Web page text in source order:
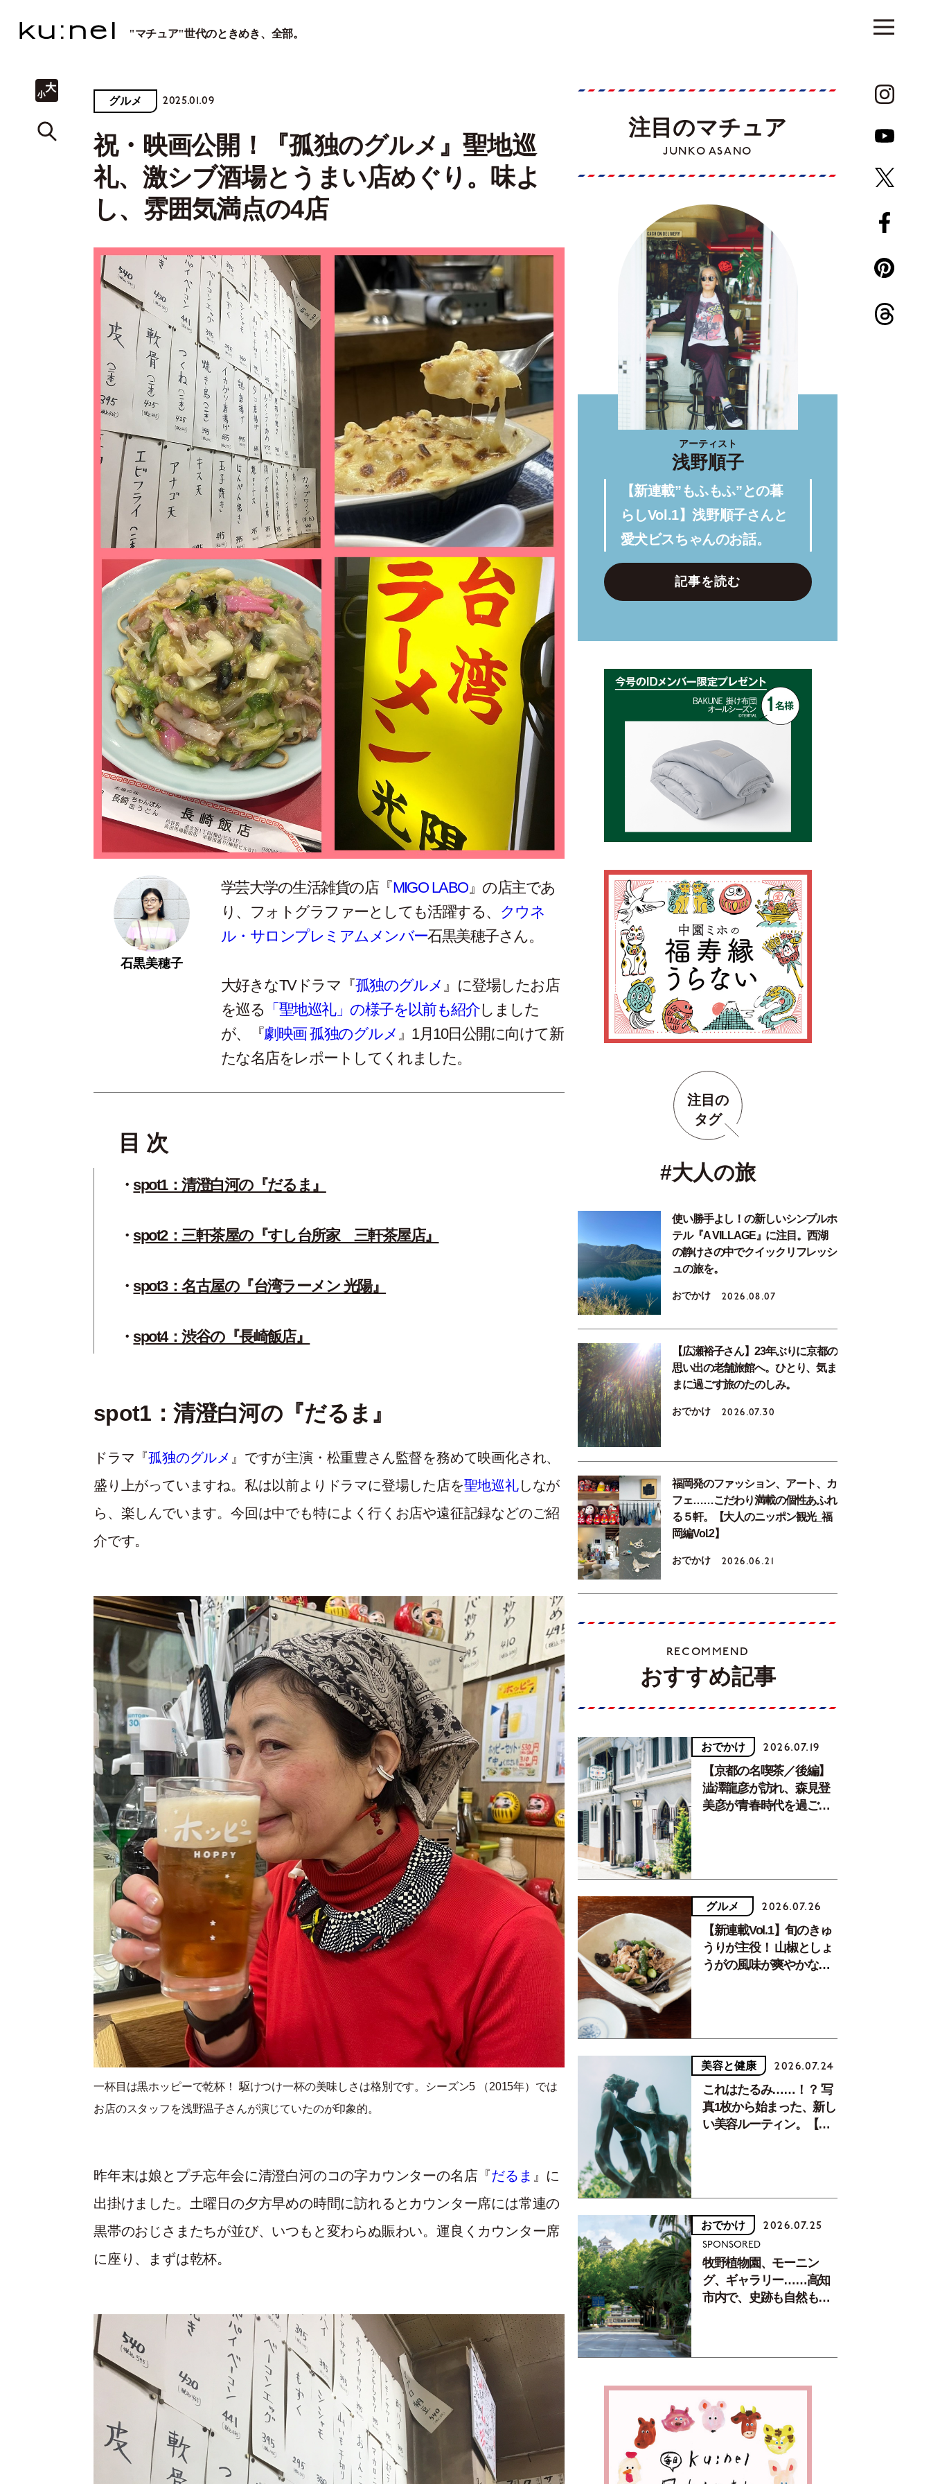
"マチュア"世代のときめき、全部。
グルメ 2025.01.09
祝・映画公開！『孤独のグルメ』聖地巡
礼、激シブ酒場とうまい店めぐり。味よ
し、雰囲気満点の4店
石黒美穂子
学芸大学の生活雑貨の店『MIGO LABO』の店主であ
り、フォトグラファーとしても活躍する、 クウネ
ル・サロンプレミアムメンバー石黒美穂子さん。
大好きなTVドラマ『孤独のグルメ 』に登場したお店
を巡る 「聖地巡礼」の様子を以前も紹介しました
が、『劇映画 孤独のグルメ 』1月10日公開に向けて新
たな名店をレポートしてくれました。
目 次
spot1：清澄白河の『だるま』
spot2：三軒茶屋の『すし台所家 三軒茶屋店』
spot3：名古屋の『台湾ラーメン 光陽』
spot4：渋谷の『長崎飯店』
spot1：清澄白河の『だるま』
ドラマ『孤独のグルメ 』ですが主演・松重豊さん監督を務めて映画化され、
盛り上がっていますね。私は以前よりドラマに登場した店を聖地巡礼しなが
ら、楽しんでいます。今回は中でも特によく行くお店や遠征記録などのご紹
介です。
一杯目は黒ホッピーで乾杯！ 駆けつけ一杯の美味しさは格別です。シーズン5 （2015年）では
お店のスタッフを浅野温子さんが演じていたのが印象的。
昨年末は娘とプチ忘年会に清澄白河のコの字カウンターの名店『だるま 』に
出掛けました。土曜日の夕方早めの時間に訪れるとカウンター席には常連の
黒帯のおじさまたちが並び、いつもと変わらぬ賑わい。運良くカウンター席
に座り、まずは乾杯。
注目のマチュア
JUNKO ASANO
アーティスト
浅野順子
【新連載”もふもふ”との暮
らしVol.1】浅野順子さんと
愛犬ビスちゃんのお話。
記事を読む
注目の
タグ
#大人の旅
使い勝手よし！の新しいシンプルホ
テル『A VILLAGE』に注目。西湖
の静けさの中でクイックリフレッシ
ュの旅を。
おでかけ 2026.08.07
【広瀬裕子さん】23年ぶりに京都の
思い出の老舗旅館へ。ひとり、気ま
まに過ごす旅のたのしみ。
おでかけ 2026.07.30
福岡発のファッション、アート、カ
フェ……こだわり満載の個性あふれ
る５軒。【大人のニッポン観光_福
岡編Vol.2】
おでかけ 2026.06.21
RECOMMEND
おすすめ記事
おでかけ 2026.07.19
【京都の名喫茶／後編】
澁澤龍彦が訪れ、森見登
美彦が青春時代を過ごし
グルメ 2026.07.26
【新連載Vol.1】旬のきゅ
うりが主役！ 山椒としょ
うがの風味が爽やかな、
美容と健康 2026.07.24
これはたるみ……！？ 写
真1枚から始まった、新し
い美容ルーティン。【中
おでかけ 2026.07.25
SPONSORED
牧野植物園、モーニン
グ、ギャラリー……高知
市内で、史跡も自然もグ